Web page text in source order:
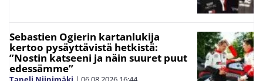
Sebastien Ogierin kartanlukija
kertoo pysäyttävistä hetkistä:
”Nostin katseeni ja näin suuret puut
edessämme”